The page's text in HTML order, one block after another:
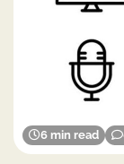
6 min read